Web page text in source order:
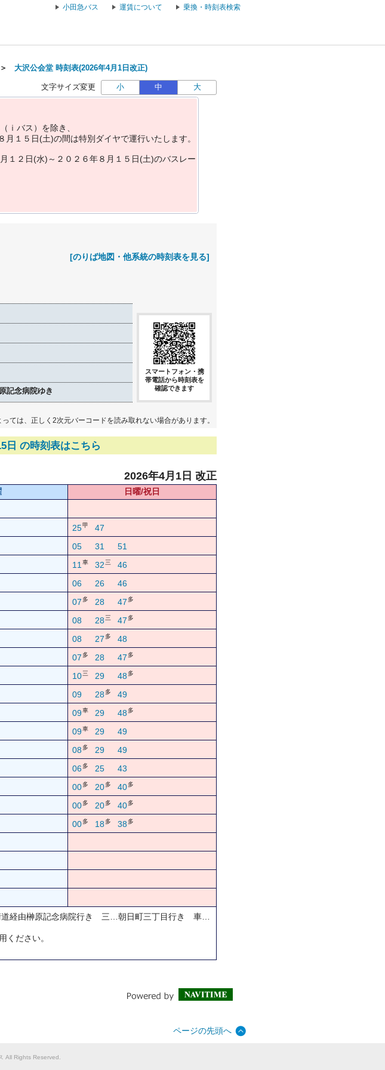
小田急バス 運賃について 乗換・時刻表検索
大沢公会堂 時刻表(2026年4月1日改正)
文字サイズ変更 小 中 大
（ ｉ バス ） を除き
８ 月 １ ５ 日(土)の間は特別 ダイヤで運行いた し ます。
月 １ ２ 日(水) ～ ２ ０ ２ ６年８ 月 １ ５ 日(土)のバス レー
[のりば地図・他系統の時刻表を見る]
記念病院ゆき
スマートフォン・携
帯電話から時刻表を
確認できます
ては、正しく2次元バーコードを読み取れない場合があります。
日 の時刻表はこちら
2026年4月1日 改正
日曜/祝日
25甲
47
05 31
51
11 車 32 三
46
06 26
46
07 多 28 47 多
08 28三 47 多
08 27 多
48
07 多 28 47 多
10三 29 48多
09 28多
49
09車 29 48多
09車 29
49
08多 29
49
06多 25
43
00多 20多 40多
00多 20多 40多
00多 18多 38多
経由榊原記念病院行き 三…朝日町三丁目行き 車…
ください。
ページの先頭へ
All Rights Reserved.